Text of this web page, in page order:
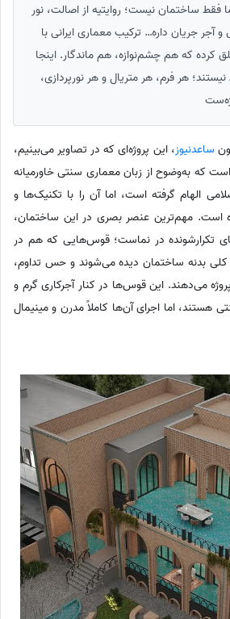
فقط ساختمان نیست؛ روایتیه از اصالت، نور
جریان داره… ترکیب معماری ایرانی با
که هم چشم‌نوازه، هم ماندگار. اینجا
هر فرم، هر متریال و هر نورپردازی،
ساعدنیوز، این پروژه‌ای که در تصاویر می‌بینیم،
که به‌وضوح از زبان معماری سنتی خاورمیانه
الهام گرفته است، اما آن را با تکنیک‌ها و
است. مهم‌ترین عنصر بصری در این ساختمان،
تکرارشونده در نماست؛ قوس‌هایی که هم در
کلی بدنه ساختمان دیده می‌شوند و حس تداوم،
می‌دهند. این قوس‌ها در کنار آجرکاری گرم و
هستند، اما اجرای آن‌ها کاملاً مدرن و مینیمال